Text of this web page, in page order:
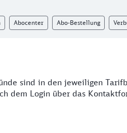
Abocenter Abo-Bestellung
sind in den jeweiligen
dem Login über das